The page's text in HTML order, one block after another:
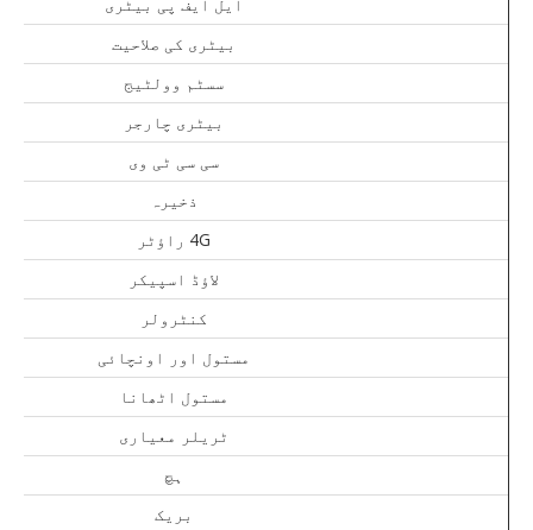
بیٹری کی صلاحیت
سسٹم وولٹیج
بیٹری چارجر
سی سی ٹی وی
ذخیرہ
4G راؤٹر
لاؤڈ اسپیکر
کنٹرولر
مستول اور اونچائی
مستول اٹھانا
ٹریلر معیاری
ہچ
بریک